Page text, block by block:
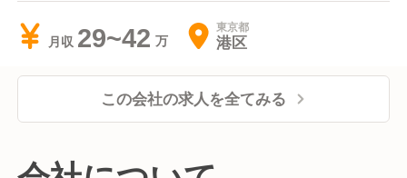
月収 29~42 東京都
港区
この会社の求人を全てみる